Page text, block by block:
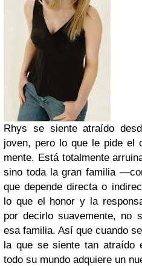
Rhys se siente atraído
joven, pero lo que le pide el
mente. Está totalmente
sino toda la gran familia
que depende directa o
lo que el honor y la
por decirlo suavemente, no
esa familia. Así que cuando
la que se siente tan atraído
todo su mundo adquiere un